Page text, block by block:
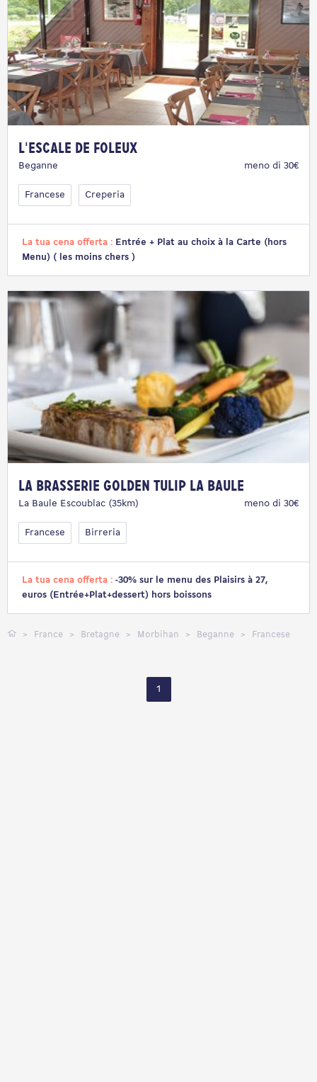
L'Escale de Foleux
Beganne meno di 30€
Francese Creperia
La tua cena offerta : Entrée + Plat au choix à la Carte (hors
Menu) ( les moins chers )
La Brasserie GOLDEN TULIP LA BAULE
La Baule Escoublac (35km) meno di 30€
Francese Birreria
La tua cena offerta : -30% sur le menu des Plaisirs à 27,
euros (Entrée+Plat+dessert) hors boissons
France Bretagne Morbihan Beganne Francese
1